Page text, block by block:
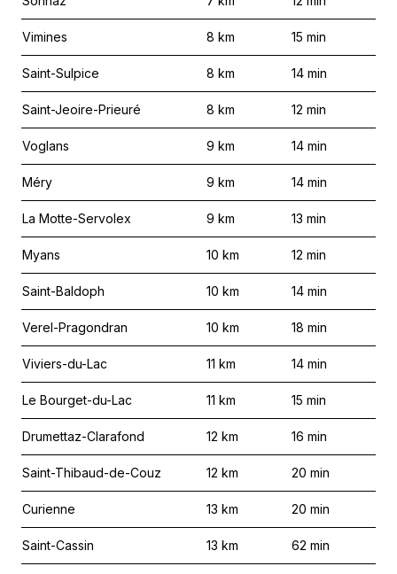
Vimines 8 km 15 min
Saint-Sulpice 8 km 14 min
Saint-Jeoire-Prieuré 8 km 12 min
Voglans 9 km 14 min
Méry 9 km 14 min
La Motte-Servolex 9 km 13 min
Myans 10 km 12 min
Saint-Baldoph 10 km 14 min
Verel-Pragondran 10 km 18 min
Viviers-du-Lac 11 km 14 min
Le Bourget-du-Lac 11 km 15 min
Drumettaz-Clarafond 12 km 16 min
Saint-Thibaud-de-Couz 12 km 20 min
Curienne 13 km 20 min
Saint-Cassin 13 km 62 min